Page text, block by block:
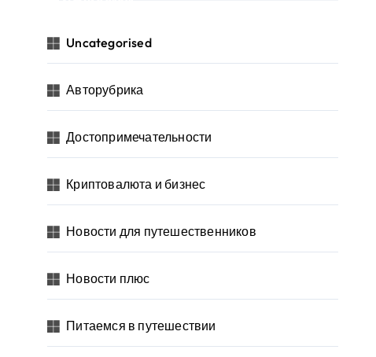
Uncategorised
Авторубрика
Достопримечательности
Криптовалюта и бизнес
Новости для путешественников
Новости плюс
Питаемся в путешествии